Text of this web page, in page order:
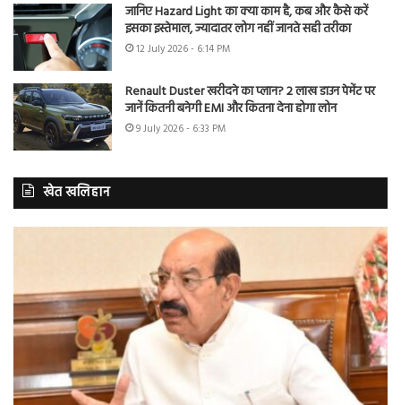
जानिए Hazard Light का क्या काम है, कब और कैसे करें
इसका इस्तेमाल, ज्यादातर लोग नहीं जानते सही तरीका
12 July 2026 - 6:14 PM
Renault Duster खरीदने का प्लान? 2 लाख डाउन पेमेंट पर
जानें कितनी बनेगी EMI और कितना देना होगा लोन
9 July 2026 - 6:33 PM
खेत खलिहान